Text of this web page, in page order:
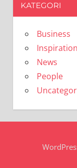
KATEGORI
Business
Inspiration
News
People